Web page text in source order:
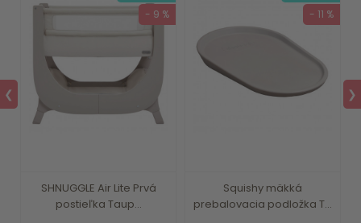
❮
SHNUGGLE Air Lite Prvá
postieľka Taup...
- 9 %
Squishy mäkká
prebalovacia podložka T...
- 11 %
❯